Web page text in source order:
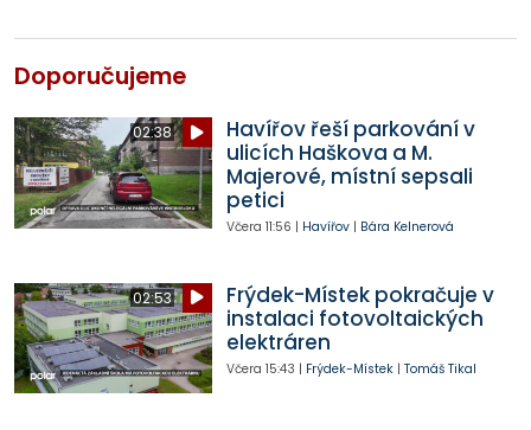
Doporučujeme
02:38
Havířov řeší parkování v
ulicích Haškova a M.
Majerové, místní sepsali
petici
Včera 11:56 | Havířov| Bára Kelnerová
02:53
Frýdek-Místek pokračuje v
instalaci fotovoltaických
elektráren
Včera 15:43 | Frýdek-Místek| Tomáš Tikal